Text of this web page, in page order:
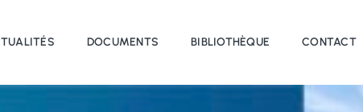
DOCUMENTS BIBLIOTHÈQUE CONTACT